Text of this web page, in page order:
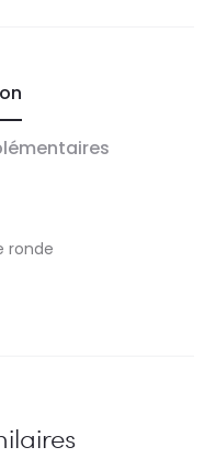
ronde